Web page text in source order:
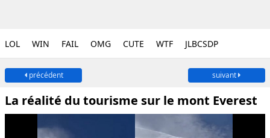
LOL WIN FAIL OMG CUTE WTF JLBCSDP
précédent suivant
La réalité du tourisme sur le mont Everest